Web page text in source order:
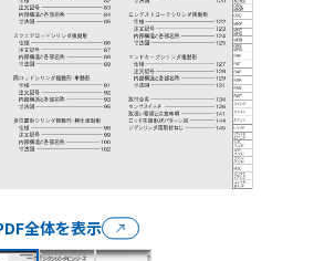
全体を表示